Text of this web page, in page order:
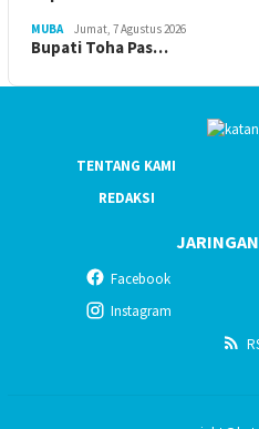
MUBA Jumat, 7 Agustus 2026
Bupati Toha Pas…
TENTANG KAMI
REDAKSI
Facebook
Instagram